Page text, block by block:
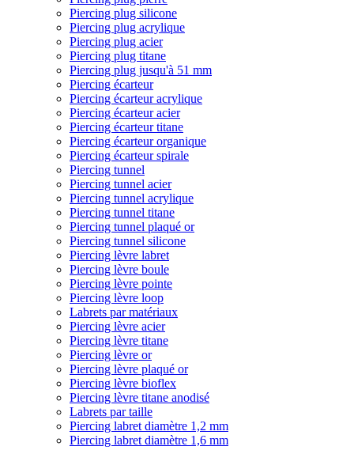
Piercing plug silicone
Piercing plug acrylique
Piercing plug acier
Piercing plug titane
Piercing plug jusqu'à 51 mm
Piercing écarteur
Piercing écarteur acrylique
Piercing écarteur acier
Piercing écarteur titane
Piercing écarteur organique
Piercing écarteur spirale
Piercing tunnel
Piercing tunnel acier
Piercing tunnel acrylique
Piercing tunnel titane
Piercing tunnel plaqué or
Piercing tunnel silicone
Piercing lèvre labret
Piercing lèvre boule
Piercing lèvre pointe
Piercing lèvre loop
Labrets par matériaux
Piercing lèvre acier
Piercing lèvre titane
Piercing lèvre or
Piercing lèvre plaqué or
Piercing lèvre bioflex
Piercing lèvre titane anodisé
Labrets par taille
Piercing labret diamètre 1,2 mm
Piercing labret diamètre 1,6 mm